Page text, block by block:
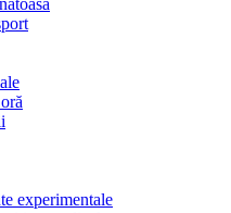
experimentale